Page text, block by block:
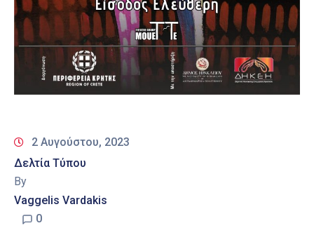
2 Αυγούστου, 2023
Δελτία Τύπου
By
Vaggelis Vardakis
0